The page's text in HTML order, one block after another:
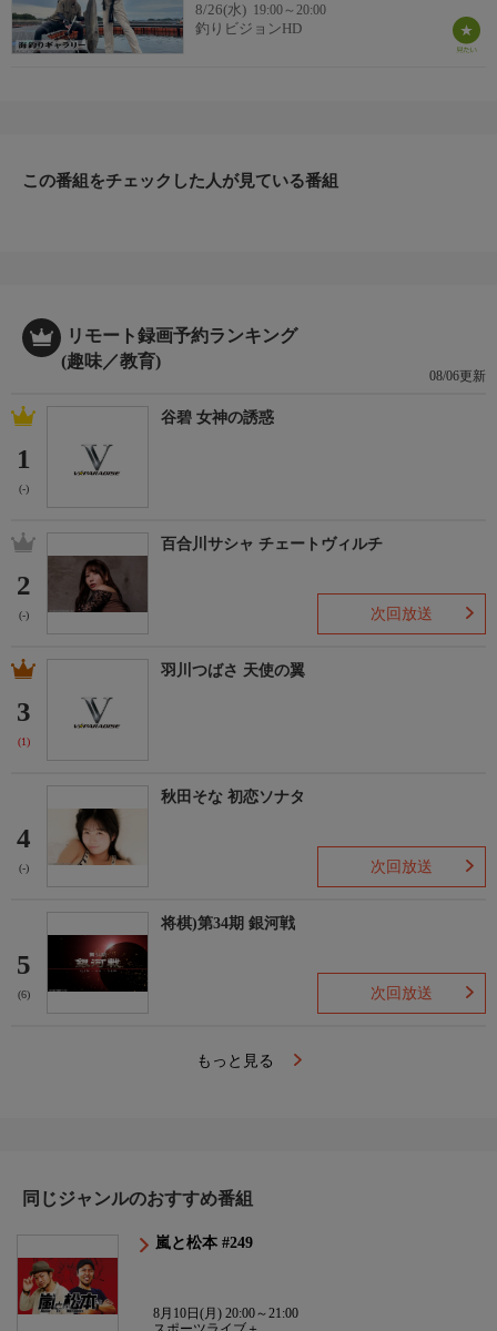
8/26(水) 19:00～20:00
釣りビジョンHD
この番組をチェックした人が見ている番組
リモート録画予約ランキング
(趣味／教育)
08/06更新
1
(-)
谷碧 女神の誘惑
2
(-)
百合川サシャ チェートヴィルチ
次回放送
3
(1)
羽川つばさ 天使の翼
4
(-)
秋田そな 初恋ソナタ
次回放送
5
(6)
将棋)第34期 銀河戦
次回放送
もっと見る
同じジャンルのおすすめ番組
嵐と松本 #249
8月10日(月) 20:00～21:00